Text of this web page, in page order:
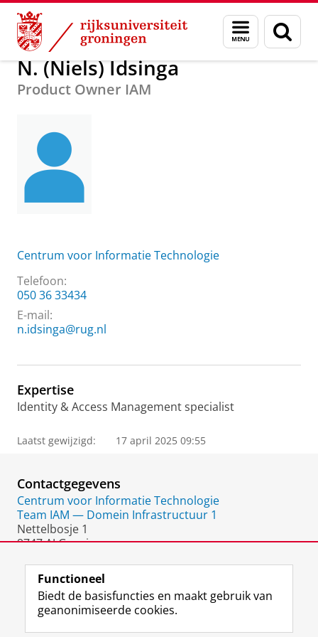
Skip
Content
Skip
Navigation
Menu
en
zoeken
Over ons N. (Niels) Idsinga
N. (Niels) Idsinga
Product Owner IAM
Centrum voor Informatie Technologie
Telefoon:
050 36 33434
E-mail:
n.idsinga@rug.nl
Expertise
Identity & Access Management specialist
Laatst gewijzigd: 17 april 2025 09:55
Contactgegevens
Centrum voor Informatie Technologie
Team IAM — Domein Infrastructuur 1
Nettelbosje 1
9747 AJ Groningen
Functioneel
Biedt de basisfuncties en maakt gebruik van
geanonimiseerde cookies.